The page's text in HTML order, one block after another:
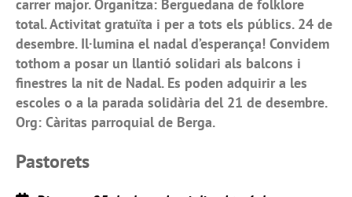
carrer major. Organitza: Berguedana de folklore
total. Activitat gratuïta i per a tots els públics. 24 de
desembre. Il·lumina el nadal d’esperança! Convidem
tothom a posar un llantió solidari als balcons i
finestres la nit de Nadal. Es poden adquirir a les
escoles o a la parada solidària del 21 de desembre.
Org: Càritas parroquial de Berga.
Pastorets